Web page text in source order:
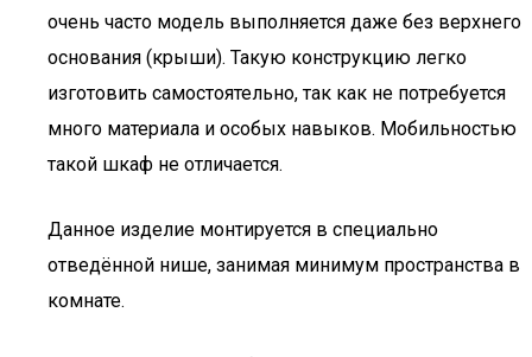
очень часто модель выполняется даже без верхнего
основания (крыши). Такую конструкцию легко
изготовить самостоятельно, так как не потребуется
много материала и особых навыков. Мобильностью
такой шкаф не отличается.
Данное изделие монтируется в специально
отведённой нише, занимая минимум пространства в
комнате.